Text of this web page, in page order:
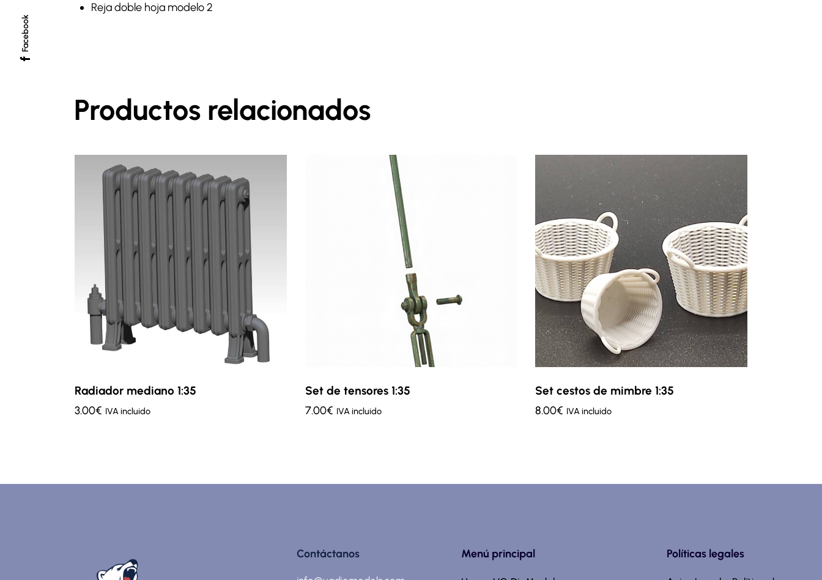
Reja doble hoja modelo 2
Productos relacionados
Radiador mediano 1:35
3.00€ IVA incluido
Set de tensores 1:35
7.00€ IVA incluido
Set cestos de mimbre 1:35
8.00€ IVA incluido
Contáctanos Menú principal Políticas legales
Facebook